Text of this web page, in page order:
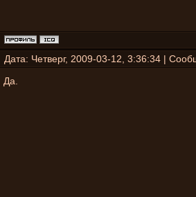
Дата: Четверг, 2009-03-12, 3:36:34 |
Да.